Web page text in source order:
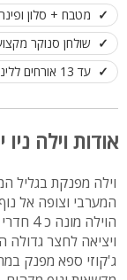
מטבח + סלון
שולחן סנוקר
עד 13 אורחים ללינה
אודות וילה ניו
וילה מפנקת בגליל
המערבי וצופה אל
ויציאה לחצר
ג'קוזי ספא מפנק